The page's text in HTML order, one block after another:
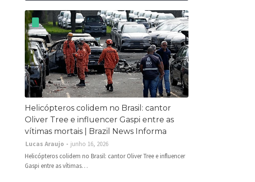
Helicópteros colidem no Brasil: cantor
Oliver Tree e influencer Gaspi entre as
vítimas mortais | Brazil News Informa
Lucas Araujo
junho 16, 2026
Helicópteros colidem no Brasil: cantor Oliver Tree e influencer
Gaspi entre as vítimas…